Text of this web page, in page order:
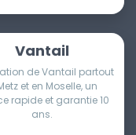
Vantail
de Vantail partout
et en Moselle, un
rapide et garantie 10
ans.